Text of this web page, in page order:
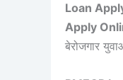
Loan
Apply
बेरोजगार